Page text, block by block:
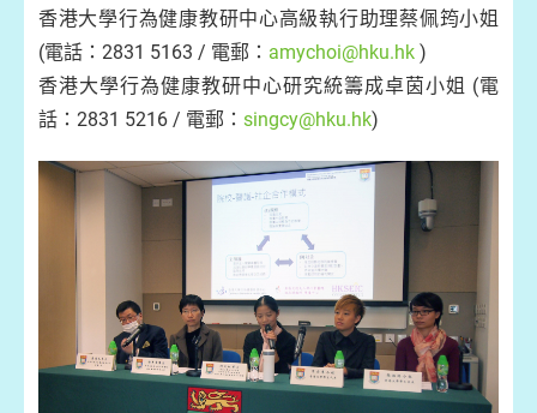
香港大學行為健康教研中心高級執行助理蔡佩筠小姐
(電話：2831 5163 / 電郵： amychoi@hku.hk )
香港大學行為健康教研中心研究統籌成卓茵小姐 (電
話：2831 5216 / 電郵： singcy@hku.hk)